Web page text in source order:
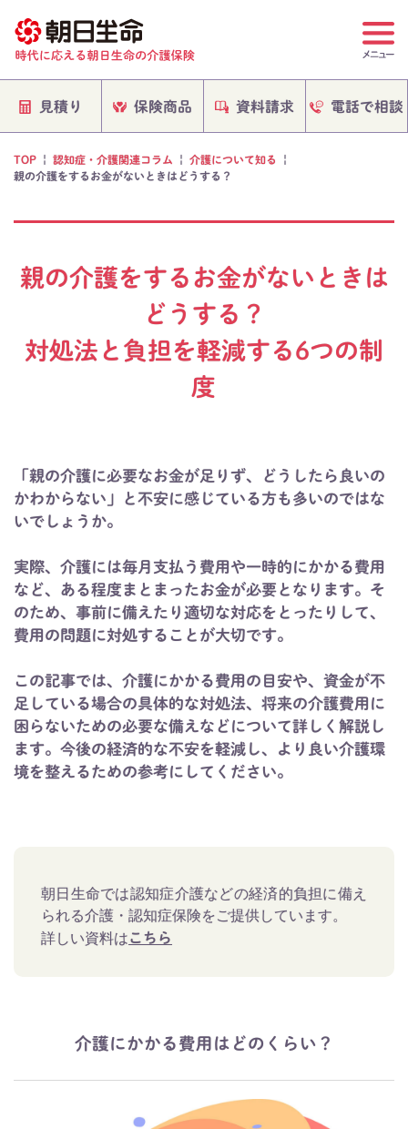
見積り 保険商品 資料請求 電話で相談
TOP | 認知症・介護関連コラム | 介護について知る |
親の介護をするお金がないときはどうする？
親の介護をするお金がないときは
どうする？
対処法と負担を軽減する6つの制
度
「親の介護に必要なお金が足りず、どうしたら良いの
かわからない」と不安に感じている方も多いのではな
いでしょうか。
実際、介護には毎月支払う費用や一時的にかかる費用
など、ある程度まとまったお金が必要となります。そ
のため、事前に備えたり適切な対応をとったりして、
費用の問題に対処することが大切です。
この記事では、介護にかかる費用の目安や、資金が不
足している場合の具体的な対処法、将来の介護費用に
困らないための必要な備えなどについて詳しく解説し
ます。今後の経済的な不安を軽減し、より良い介護環
境を整えるための参考にしてください。
朝日生命では認知症介護などの経済的負担に備え
られる介護・認知症保険をご提供しています。
詳しい資料はこちら
介護にかかる費用はどのくらい？